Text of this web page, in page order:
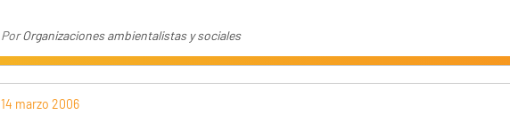
PorOrganizaciones ambientalistas y sociales
14 marzo 2006